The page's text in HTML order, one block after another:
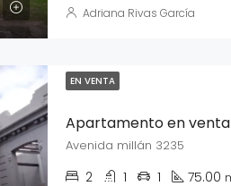
Adriana Rivas García
EN VENTA
Avenida millán 3235
2 1 1 75.00